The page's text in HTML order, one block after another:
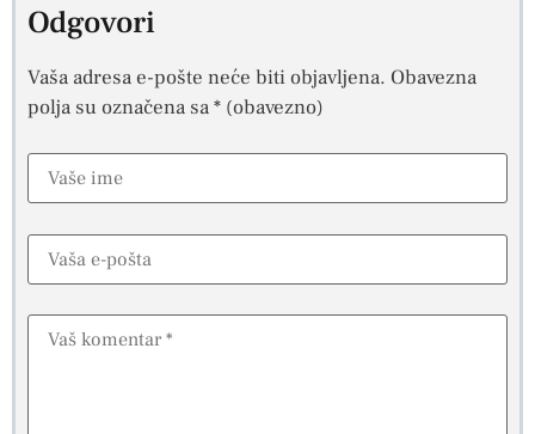
Odgovori
Vaša adresa e-pošte neće biti objavljena. Obavezna
polja su označena sa* (obavezno)